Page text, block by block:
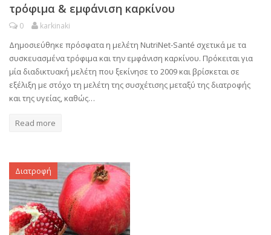
τρόφιμα & εμφάνιση καρκίνου
0 karkinaki
Δημοσιεύθηκε πρόσφατα η μελέτη NutriNet-Santé σχετικά με τα
συσκευασμένα τρόφιμα και την εμφάνιση καρκίνου. Πρόκειται για
μία διαδικτυακή μελέτη που ξεκίνησε το 2009 και βρίσκεται σε
εξέλιξη με στόχο τη μελέτη της συσχέτισης μεταξύ της διατροφής
και της υγείας, καθώς…
Read more
Διατροφή